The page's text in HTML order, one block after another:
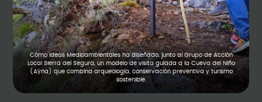
Cómo Ideas Medioambientales ha diseñado, junto al Grupo de Acción
Local Sierra del Segura, un modelo de visita guiada a la Cueva del Niño
(Aýna) que combina arqueología, conservación preventiva y turismo
sostenible.